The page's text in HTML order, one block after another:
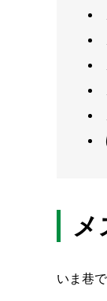
メ
いま巷